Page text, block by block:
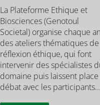
La Plateforme Ethique et
Biosciences (Genotoul
Societal) organise chaque
des ateliers thématiques de
réflexion éthique, qui font
intervenir des spécialistes
domaine puis laissent place
débat avec les participants...